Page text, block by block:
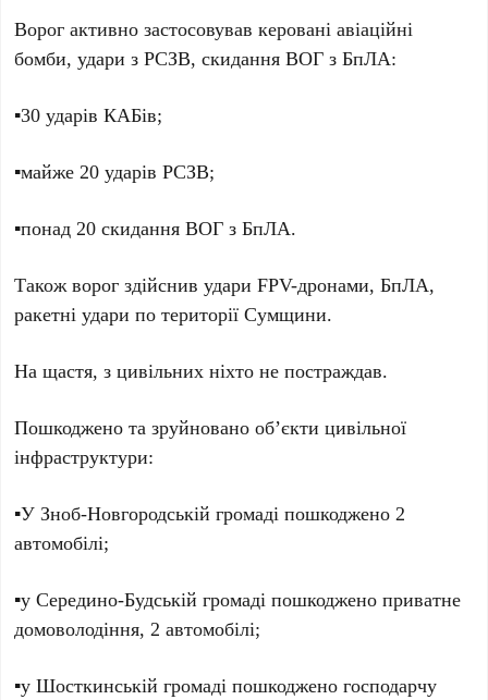
Ворог активно застосовував керовані авіаційні
бомби, удари з РСЗВ, скидання ВОГ з БпЛА:
▪️30 ударів КАБів;
▪️майже 20 ударів РСЗВ;
▪️понад 20 скидання ВОГ з БпЛА.
Також ворог здійснив удари FPV-дронами, БпЛА,
ракетні удари по території Сумщини.
На щастя, з цивільних ніхто не постраждав.
Пошкоджено та зруйновано об’єкти цивільної
інфраструктури:
▪️У Зноб-Новгородській громаді пошкоджено 2
автомобілі;
▪️у Середино-Будській громаді пошкоджено приватне
домоволодіння, 2 автомобілі;
▪️у Шосткинській громаді пошкоджено господарчу